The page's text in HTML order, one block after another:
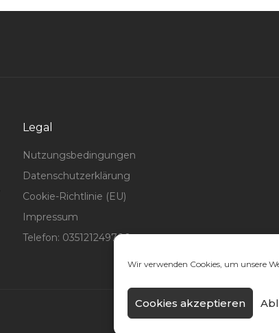
Wir verwenden Cookies, um unsere
Cookies akzeptieren
Legal
Nutzungsbedingungen
Datenschutzerklärung
Cookie-Richtlinie (EU)
Impressum
Telefon: 035121249700